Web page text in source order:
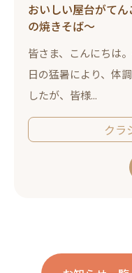
おいしい屋台がて
の焼きそば～
皆さま、こんにちは
日の猛暑により、体
したが、皆様...
クラ